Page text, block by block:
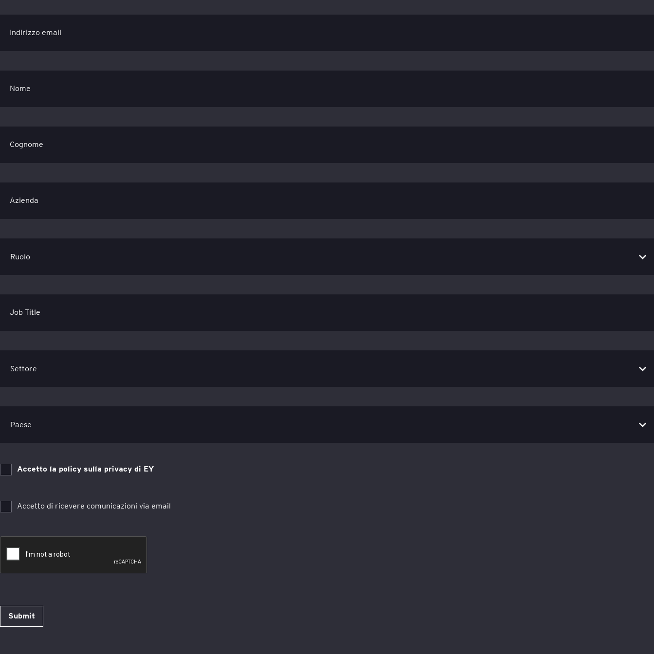
Indirizzo email
Nome
Cognome
Azienda
Job Title
Accetto la policy sulla privacy di EY
Accetto di ricevere comunicazioni via email
Submit